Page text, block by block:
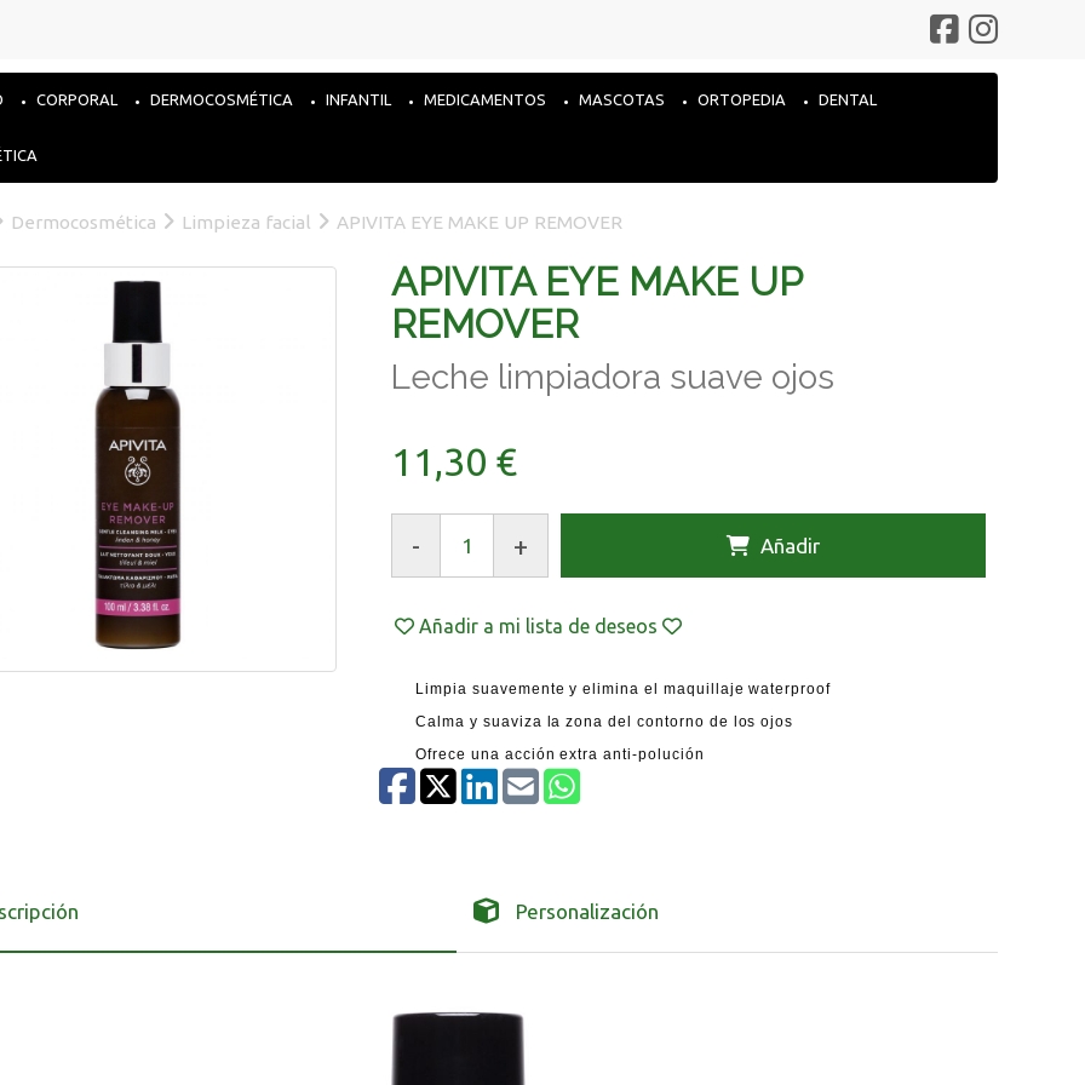
CORPORAL DERMOCOSMÉTICA INFANTIL MEDICAMENTOS MASCOTAS ORTOPEDIA DENTAL
Dermocosmética Limpieza facial APIVITA EYE MAKE UP REMOVER
APIVITA EYE MAKE UP
REMOVER
Leche limpiadora suave ojos
11,30 €
- + Añadir
Añadir a mi lista de deseos
Limpia suavemente y elimina el maquillaje waterproof
Calma y suaviza la zona del contorno de los ojos
Ofrece una acción extra anti-polución
Personalización